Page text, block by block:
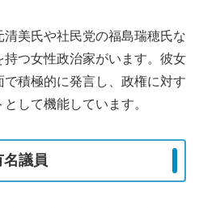
美氏や社民党の福島瑞穂氏な
つ女性政治家がいます。彼女
積極的に発言し、政権に対す
して機能しています。
議員